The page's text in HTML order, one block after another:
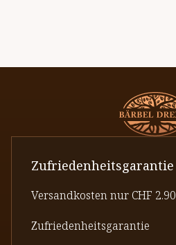
Zufriedenheitsgarantie
Versandkosten nur CHF 2.90
Zufriedenheitsgarantie